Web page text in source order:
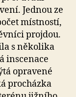
Jednou ze
místností,
projdou.
s několika
inscenace
opravené
procházka